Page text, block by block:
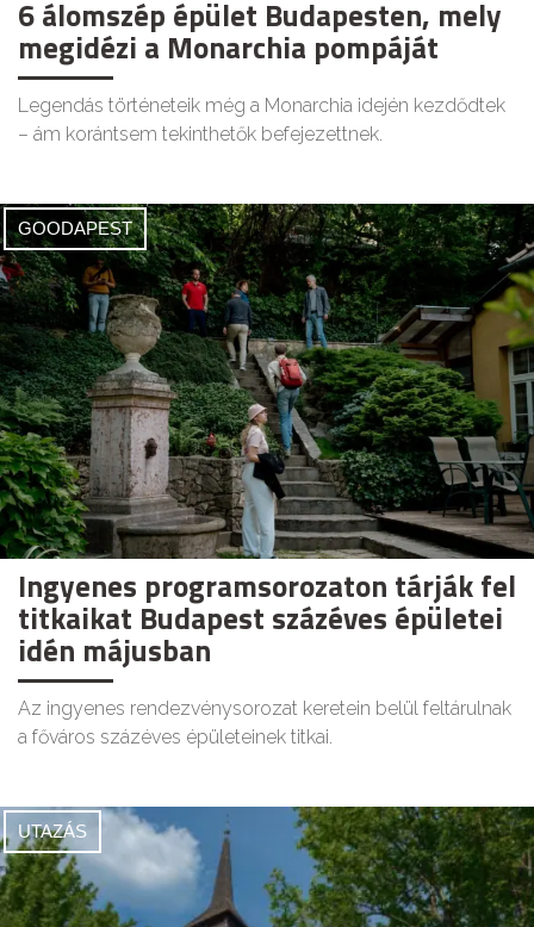
6 álomszép épület Budapesten, mely
megidézi a Monarchia pompáját
Legendás történeteik még a Monarchia idején kezdődtek
– ám korántsem tekinthetők befejezettnek.
GOODAPEST
Ingyenes programsorozaton tárják fel
titkaikat Budapest százéves épületei
idén májusban
Az ingyenes rendezvénysorozat keretein belül feltárulnak
a főváros százéves épületeinek titkai.
UTAZÁS